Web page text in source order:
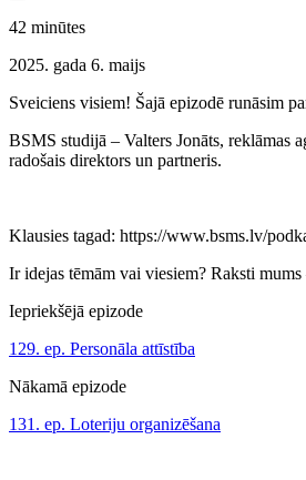
42 minūtes
2025. gada 6. maijs
Sveiciens visiem! Šajā epizodē runāsim
BSMS studijā – Valters Jonāts, reklāmas
radošais direktors un partneris.
Klausies tagad: https://www.bsms.lv/
Ir idejas tēmām vai viesiem? Raksti
Iepriekšējā epizode
129. ep. Personāla attīstība
Nākamā epizode
131. ep. Loteriju organizēšana